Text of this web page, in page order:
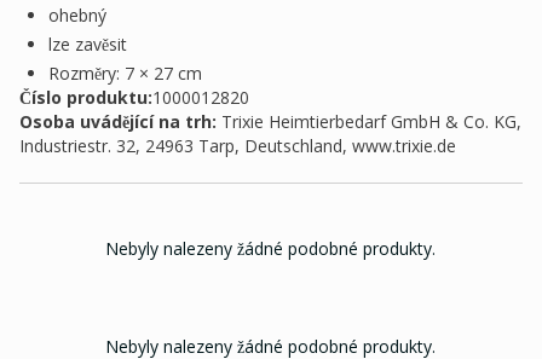
ohebný
lze zavěsit
Rozměry: 7 × 27 cm
Číslo produktu:1000012820
Osoba uvádějící na trh: Trixie Heimtierbedarf GmbH & Co. KG,
Industriestr. 32, 24963 Tarp, Deutschland, www.trixie.de
Nebyly nalezeny žádné podobné produkty.
Nebyly nalezeny žádné podobné produkty.